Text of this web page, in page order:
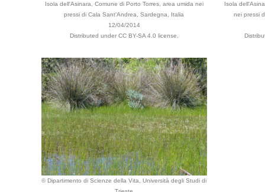
Isola dell'Asinara, Comune di Porto Torres, area umida nei
pressi di Cala Sant'Andrea, Sardegna, Italia
12/04/2014
Distributed under CC BY-SA 4.0 license.
Isola
nei pressi
© Dipartimento di Scienze della Vita, Università degli Studi di